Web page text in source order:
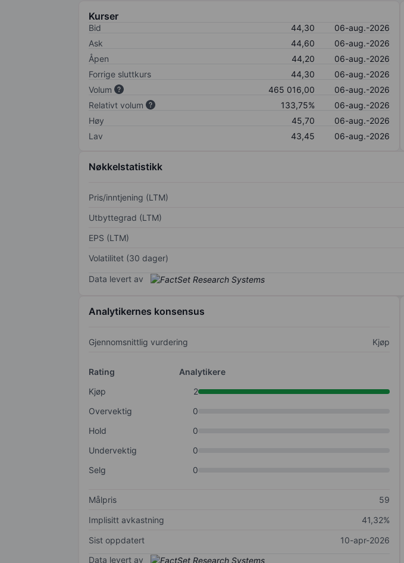
Kurser
Bid 44,30
06-aug.-2026
Ask
44,60
06-aug.-2026
Åpen
44,20
06-aug.-2026
Forrige sluttkurs
44,30
06-aug.-2026
Volum
465 016,00
06-aug.-2026
Relativt volum
133,75%
06-aug.-2026
Høy
45,70
06-aug.-2026
Lav
43,45 06-aug.-2026
Nøkkelstatistikk
Pris/inntjening (LTM)
Utbyttegrad (LTM)
EPS (LTM)
Volatilitet (30 dager)
Data levert av
Analytikernes konsensus
Gjennomsnittlig vurdering Kjøp
Rating
Analytikere
Kjøp
2
Overvektig
0
Hold
0
Undervektig
0
Selg
0
Målpris
59
Implisitt avkastning
41,32%
Sist oppdatert
10-apr-2026
Data levert av